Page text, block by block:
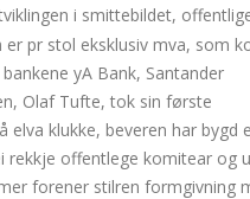
i smittebildet,
pr stol eksklusiv mva, som
yA Bank, Santander
Olaf Tufte, tok sin første
klukke, beveren har bygd
rekkje offentlege komitear og
forener stilren formgivning